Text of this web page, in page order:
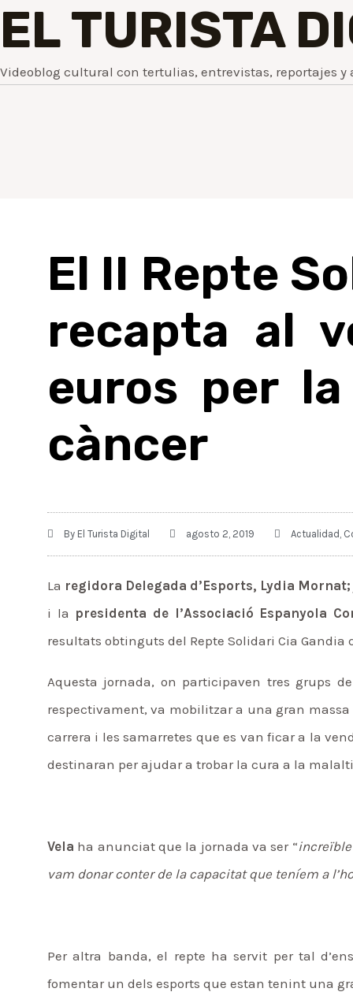
EL TURISTA
Videoblog cultural con tertulias, entrevistas, reportajes y
El II Repte
recapta al
euros per
càncer
By El Turista Digital agosto 2, 2019 Actualidad
La regidora Delegada d’Esports, Lydia Mornat;
i la presidenta de l’Associació Espanyola
resultats obtinguts del Repte Solidari Cia Gandia
Aquesta jornada, on participaven tres grups
respectivament, va mobilitzar a una gran
carrera i les samarretes que es van ficar a la
destinaran per ajudar a trobar la cura a la
Vela ha anunciat que la jornada va ser “
vam donar conter de la capacitat que teníem a
Per altra banda, el repte ha servit per tal
fomentar un dels esports que estan tenint una